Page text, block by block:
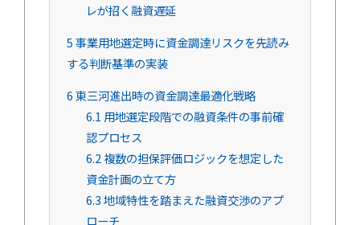
レが招く融資遅延
5事業用地選定時に資金調達リスクを先読み
する判断基準の実装
6東三河進出時の資金調達最適化戦略
6.1 用地選定段階での融資条件の事前確
認プロセス
6.2複数の担保評価ロジックを想定した
資金計画の立て方
6.3地域特性を踏まえた融資交渉のアプ
ローチ